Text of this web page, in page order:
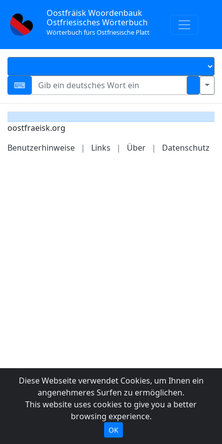
Oostfräisk Woordenbauk
Ostfriesisches Wörterbuch
Wörterbuch fürs Ostfriesische Platt
oostfraeisk.org
Benutzerhinweise
| Links | Über | Datenschutz
Diese Webseite verwendet Cookies, um Ihnen ein
angenehmeres Surfen zu ermöglichen.
This website uses cookies to give you a better
browsing experience.
OK